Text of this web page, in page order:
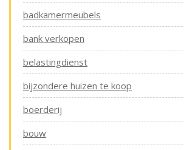
badkamermeubels
bank verkopen
belastingdienst
bijzondere huizen te koop
boerderij
bouw